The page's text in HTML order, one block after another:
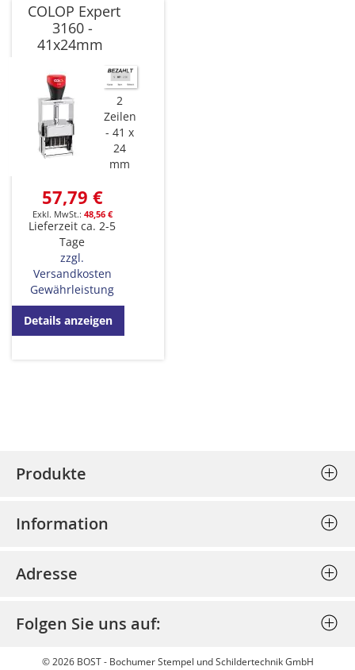
COLOP Expert
3160 -
41x24mm
2
Zeilen
41 x
24
mm
57,79 €
48,56 €
Lieferzeit ca. 2-5
Tage
zzgl.
Versandkosten
Gewährleistung
Details anzeigen
Produkte
Textplatten einzeln
Prägepressen
Discount
Information
Datenschutz
Bestellung stornieren
Widerrufsbelehrung
Adresse
Schildertechnik GmbH
Am Josephsschacht 39
Folgen Sie uns auf:
© 2026 BOST - Bochumer Stempel und Schildertechnik GmbH